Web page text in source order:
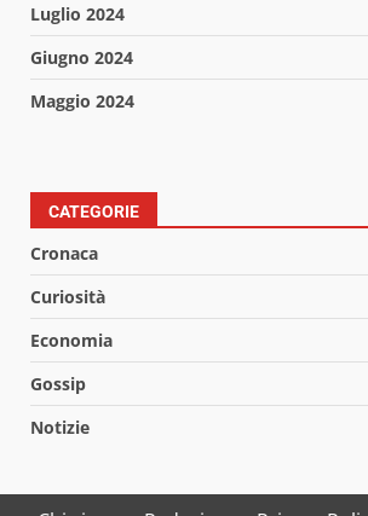
Luglio 2024
Giugno 2024
Maggio 2024
CATEGORIE
Cronaca
Curiosità
Economia
Gossip
Notizie